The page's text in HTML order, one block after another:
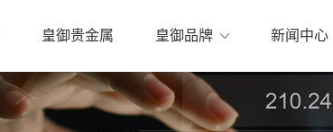
皇御贵金属 皇御品牌 新闻中心